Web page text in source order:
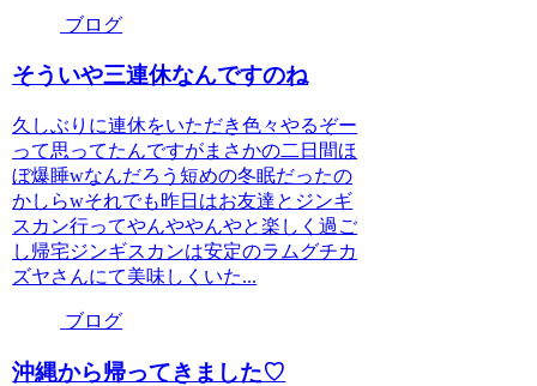
ブログ
そういや三連休なんですのね
久しぶりに連休をいただき色々やるぞー
って思ってたんですがまさかの二日間ほ
ぼ爆睡wなんだろう短めの冬眠だったの
かしらwそれでも昨日はお友達とジンギ
スカン行ってやんややんやと楽しく過ご
し帰宅ジンギスカンは安定のラムグチカ
ズヤさんにて美味しくいた...
ブログ
沖縄から帰ってきました♡